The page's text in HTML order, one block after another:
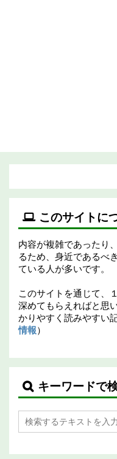
このサイトに
内容が複雑であったり
るため、身近であるべ
ている人が多いです。
このサイトを通じて、
深めてもらえればと思
かりやすく読みやすい
情報）
キーワードで